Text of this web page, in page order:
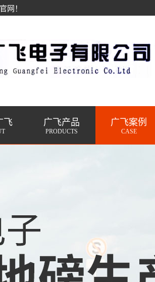
网！
飞 广飞产品
PRODUCTS
广飞案例
CASE